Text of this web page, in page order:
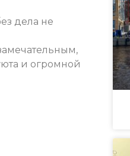
дела не
и огромной